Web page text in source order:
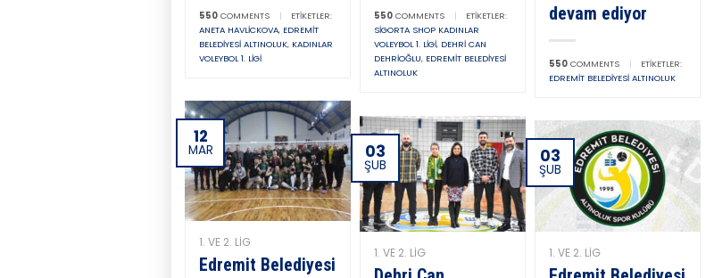
550 COMMENTS |
ETIKETLER:
ANETA HAVLICKOVA, EDREMIT
BELEDIYESI ALTINOLUK, KADINLAR
VOLEYBOL 1. LIGI
devam ediyor
550 COMMENTS |
ETIKETLER:
EDREMIT BELEDIYESI ALTINOLUK
550 COMMENTS |
ETIKETLER:
SIGORTA SHOP KADINLAR
VOLEYBOL 1. LIGI, DEHRI CAN
DEHRIOĞLU, EDREMIT BELEDIYESI
ALTINOLUK
12
MAR
1. VE 2. LIG
Edremit Belediyesi
03
ŞUB
1. VE 2. LIG
03
ŞUB
1. VE 2. LIG